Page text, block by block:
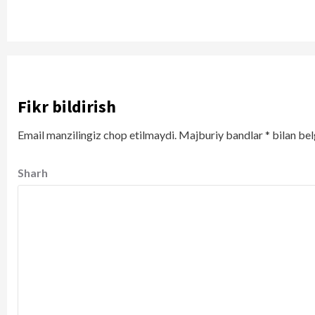
Fikr bildirish
Email manzilingiz chop etilmaydi. Majburiy bandlar* bilan
Sharh